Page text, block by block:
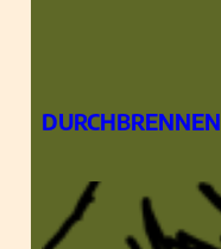
DURCHBRENNEN